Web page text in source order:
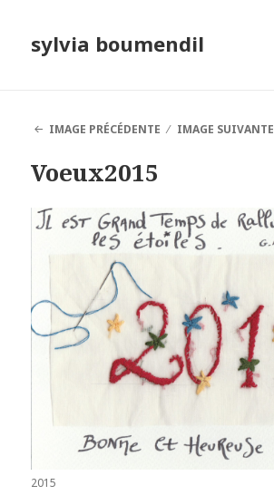
sylvia boumendil
IMAGE PRÉCÉDENTE
IMAGE SUIVANTE
Voeux2015
2015